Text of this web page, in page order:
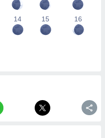
14 15 16